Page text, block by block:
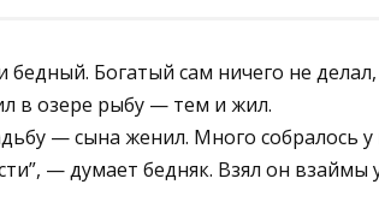
бедный. Богатый сам ничего не
в озере рыбу — тем и жил.
— сына женил. Много собралось у
— думает бедняк. Взял он взаймы